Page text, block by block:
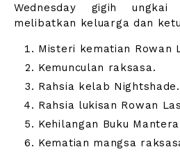
Wednesday gigih
melibatkan keluarga dan
Misteri kematian Rowan
Kemunculan raksasa.
Rahsia kelab Nightshade.
Rahsia lukisan Rowan
Kehilangan Buku
Kematian mangsa